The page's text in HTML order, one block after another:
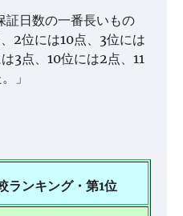
証日数の一番長いもの
2位には10点、3位には
3点、10位には2点、11
」
ランキング・第1位